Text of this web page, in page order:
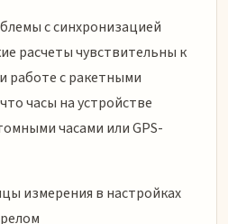
с синхронизацией
расчеты чувствительны к
работе с ракетными
часы на устройстве
часами или GPS-
измерения в настройках